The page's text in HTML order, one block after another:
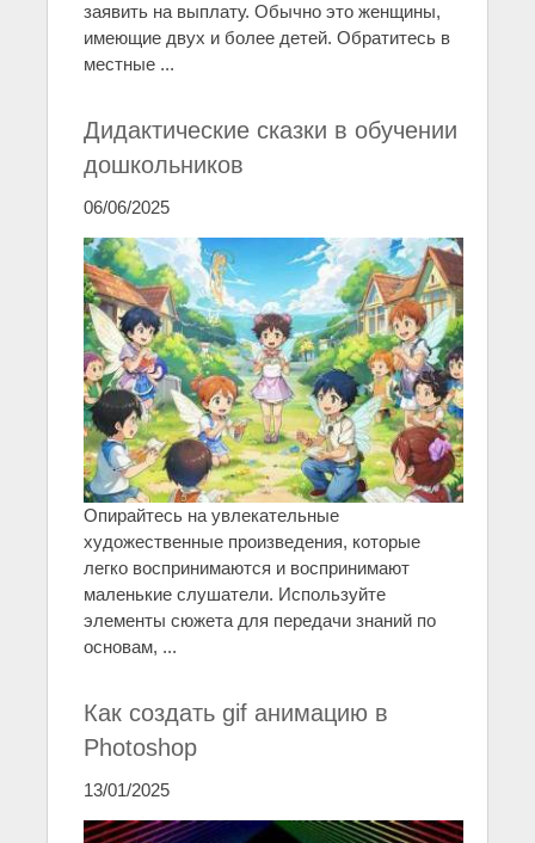
заявить на выплату. Обычно это женщины,
имеющие двух и более детей. Обратитесь в
местные ...
Дидактические сказки в обучении
дошкольников
06/06/2025
Опирайтесь на увлекательные
художественные произведения, которые
легко воспринимаются и воспринимают
маленькие слушатели. Используйте
элементы сюжета для передачи знаний по
основам, ...
Как создать gif анимацию в
Photoshop
13/01/2025